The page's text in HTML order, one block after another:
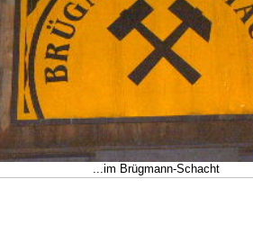
...im Brügmann-Schacht